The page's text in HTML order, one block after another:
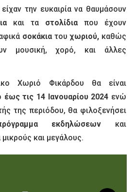
την ευκαιρία να θαυμάσουν
και τα στολίδιαπου έχουν
σοκάκιατουχωριού, καθώς
μουσική, χορό, και άλλες
Χωριό Φικάρδου θα είναι
έως τις 14 Ιανουαρίου 2024 ενώ
της περιόδου, θα φιλοξενήσει
εκδηλώσεων και
μικρούς και μεγάλους.